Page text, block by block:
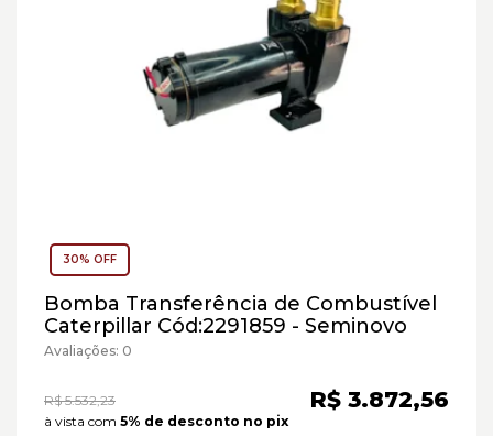
30% OFF
Bomba Transferência de Combustível
Caterpillar Cód:2291859 - Seminovo
Avaliações: 0
R$ 5.532,23 R$ 3.872,56
à vista com 5% de desconto no pix